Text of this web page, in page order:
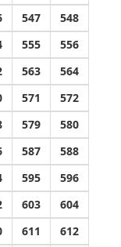
547
548
555
556
563
564
571
572
579
580
587
588
595
596
603
604
611
612